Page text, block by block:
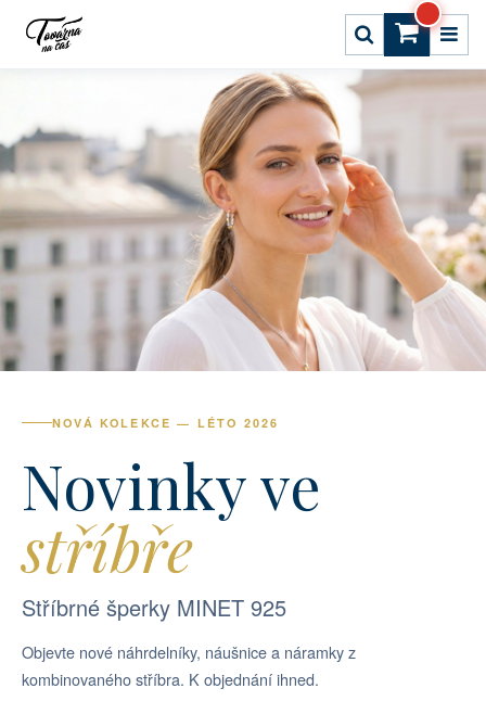
NOVÁ KOLEKCE — LÉTO 2026
Novinky ve
stříbře
Stříbrné šperky MINET 925
Objevte nové náhrdelníky, náušnice a náramky z
kombinovaného stříbra. K objednání ihned.